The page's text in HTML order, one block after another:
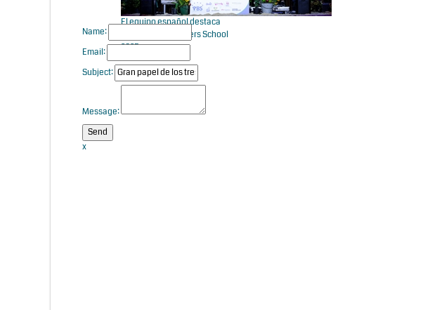
El equipo español destaca
en la Young Breeders School
2025
Name:
Email:
Subject:
Message:
x